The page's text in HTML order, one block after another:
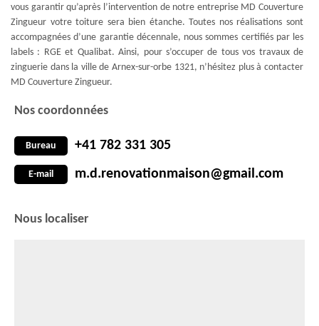
vous garantir qu’après l’intervention de notre entreprise MD Couverture
Zingueur votre toiture sera bien étanche. Toutes nos réalisations sont
accompagnées d’une garantie décennale, nous sommes certifiés par les
labels : RGE et Qualibat. Ainsi, pour s’occuper de tous vos travaux de
zinguerie dans la ville de Arnex-sur-orbe 1321, n’hésitez plus à contacter
MD Couverture Zingueur.
Nos coordonnées
Bureau +41 782 331 305
E-mail m.d.renovationmaison@gmail.com
Nous localiser